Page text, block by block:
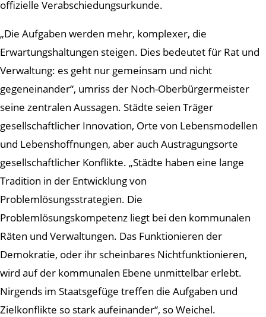
offizielle Verabschiedungsurkunde.
„Die Aufgaben werden mehr, komplexer, die
Erwartungshaltungen steigen. Dies bedeutet für Rat und
Verwaltung: es geht nur gemeinsam und nicht
gegeneinander“, umriss der Noch-Oberbürgermeister
seine zentralen Aussagen. Städte seien Träger
gesellschaftlicher Innovation, Orte von Lebensmodellen
und Lebenshoffnungen, aber auch Austragungsorte
gesellschaftlicher Konflikte. „Städte haben eine lange
Tradition in der Entwicklung von
Problemlösungsstrategien. Die
Problemlösungskompetenz liegt bei den kommunalen
Räten und Verwaltungen. Das Funktionieren der
Demokratie, oder ihr scheinbares Nichtfunktionieren,
wird auf der kommunalen Ebene unmittelbar erlebt.
Nirgends im Staatsgefüge treffen die Aufgaben und
Zielkonflikte so stark aufeinander“, so Weichel.